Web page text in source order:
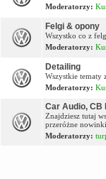
Moderatorzy:
Felgi & opony
Wszystko co z
Moderatorzy:
Detailing
Wszystkie tematy
Moderatorzy:
Car Audio, CB
Znajdziesz tutaj
przeróżne nowinki.
Moderatorzy: